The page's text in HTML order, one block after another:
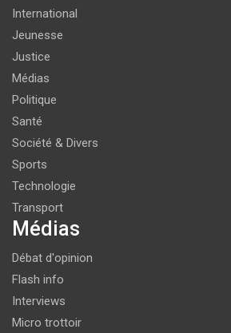
International
Jeunesse
Justice
Médias
Politique
Santé
Société & Divers
Sports
Technologie
Transport
Médias
Débat d'opinion
Flash info
Interviews
Micro trottoir